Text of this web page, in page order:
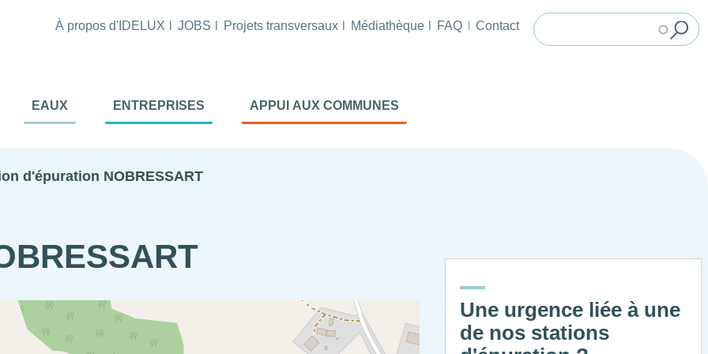
À propos d'IDELUX JOBS Projets transversaux Médiathèque FAQ Contact
EAUX ENTREPRISES APPUI AUX COMMUNES
d'épuration NOBRESSART
Une urgence liée à une
de nos stations